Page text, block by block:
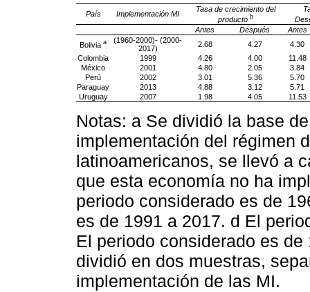
País Implementación MI
Tasa de crecimiento del
producto b
Antes
Después
Antes
Bolivia a
(1960-2000)- (2000-
2017)
2.68 4.27
4.30
Colombia
1999 4.26 4.00
11.48
México
2001 4.80 2.05
3.84
Perú
2002 3.01 5.36
5.70
Paraguay
2013 4.88 3.12
5.71
Uruguay
2007 1.98 4.05 11.53
Notas: a Se dividió la base
implementación del régimen
latinoamericanos, se llevó a
que esta economía no ha
periodo considerado es de
es de 1991 a 2017. d El
El periodo considerado es
dividió en dos muestras,
implementación de las MI.